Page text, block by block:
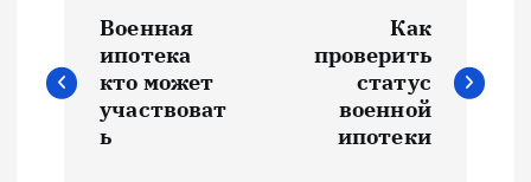
а
Военная
ипотека
кто может
участвоват
ь
Как
проверить
статус
военной
ипотеки